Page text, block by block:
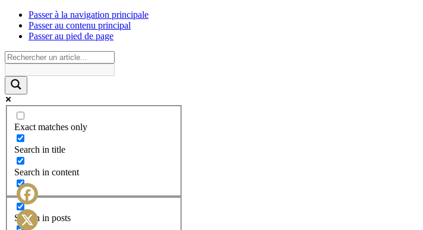
Passer à la navigation principale
Passer au contenu principal
Passer au pied de page
Exact matches only
Search in title
Search in content
Search in posts
Facebook